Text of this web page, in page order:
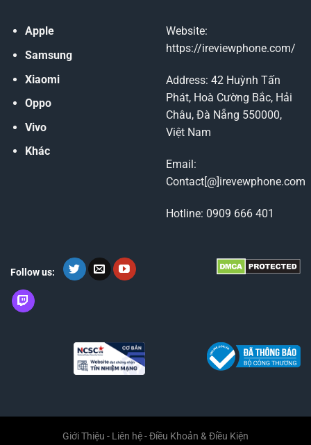
Apple
Samsung
Xiaomi
Oppo
Vivo
Khác
Website:
https://ireviewphone.com/
Address: 42 Huỳnh Tấn
Phát, Hoà Cường Bắc, Hải
Châu, Đà Nẵng 550000,
Việt Nam
Email:
Contact[@]irevewphone.com
Hotline: 0909 666 401
Follow us:
Giới Thiệu - Liên hệ-Điều Khoản & Điều Kiện